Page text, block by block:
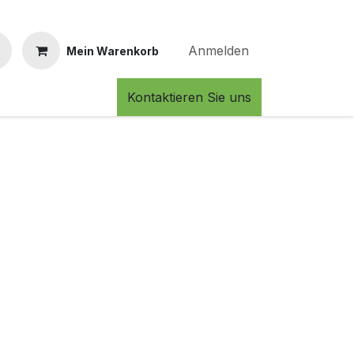
Mein Warenkorb Anmelden
Kontaktieren Sie uns